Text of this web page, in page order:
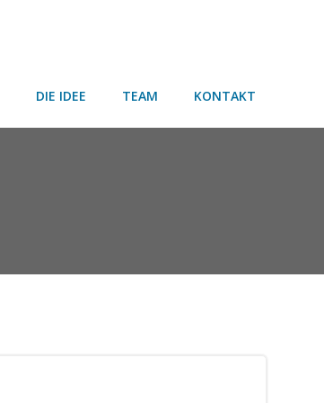
DIE IDEE TEAM KONTAKT